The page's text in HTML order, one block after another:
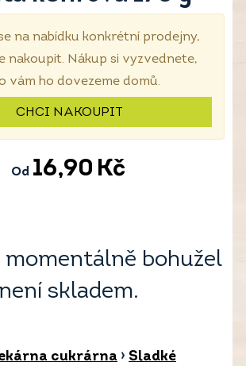
na nabídku konkrétní prodejny,
nakoupit. Nákup si vyzvednete,
vám ho dovezeme domů.
CHCI NAKOUPIT
Od 16,90 Kč
bohužel
není skladem.
cukrárna › Sladké